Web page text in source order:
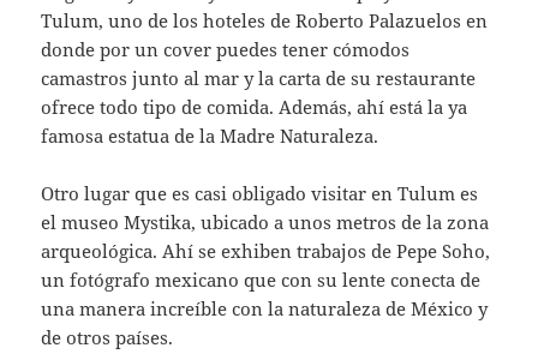
Tulum, uno de los hoteles de Roberto Palazuelos en
donde por un cover puedes tener cómodos
camastros junto al mar y la carta de su restaurante
ofrece todo tipo de comida. Además, ahí está la ya
famosa estatua de la Madre Naturaleza.
Otro lugar que es casi obligado visitar en Tulum es
el museo Mystika, ubicado a unos metros de la zona
arqueológica. Ahí se exhiben trabajos de Pepe Soho,
un fotógrafo mexicano que con su lente conecta de
una manera increíble con la naturaleza de México y
de otros países.